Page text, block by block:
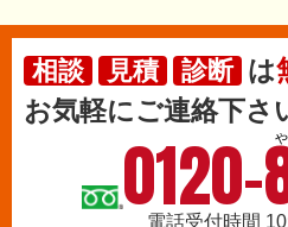
相談 見積 診断 は
お気軽にご連絡下さ
0120-
電話受付時間